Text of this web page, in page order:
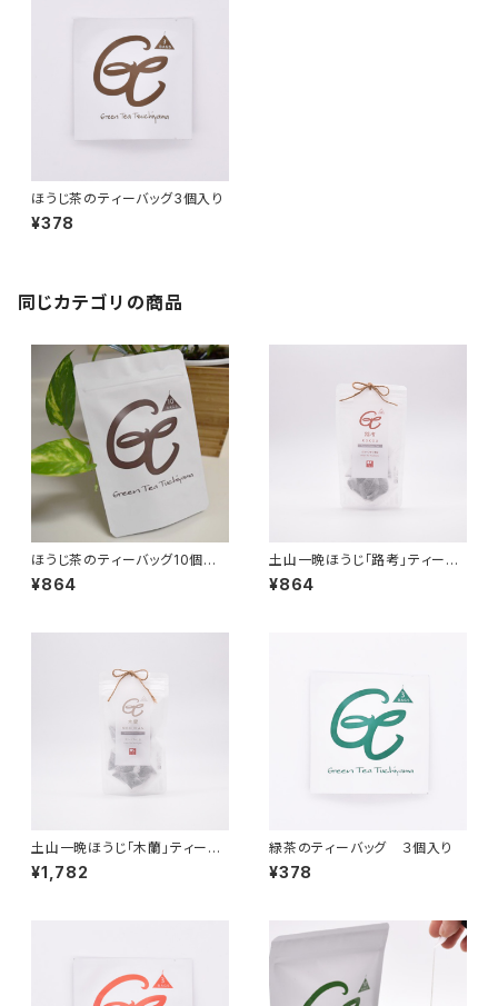
ほうじ茶のティーバッグ3個入り
¥378
同じカテゴリの商品
ほうじ茶のティーバッグ10個入
り
¥864
土山一晩ほうじ「路考」ティーバ
ッグ
¥864
土山一晩ほうじ「木蘭」ティーバ
ッグ
¥1,782
緑茶のティーバッグ ３個入り
¥378